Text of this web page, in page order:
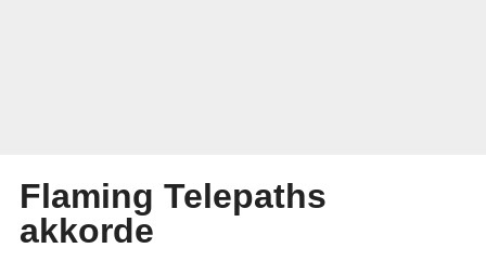
Flaming Telepaths
akkorde